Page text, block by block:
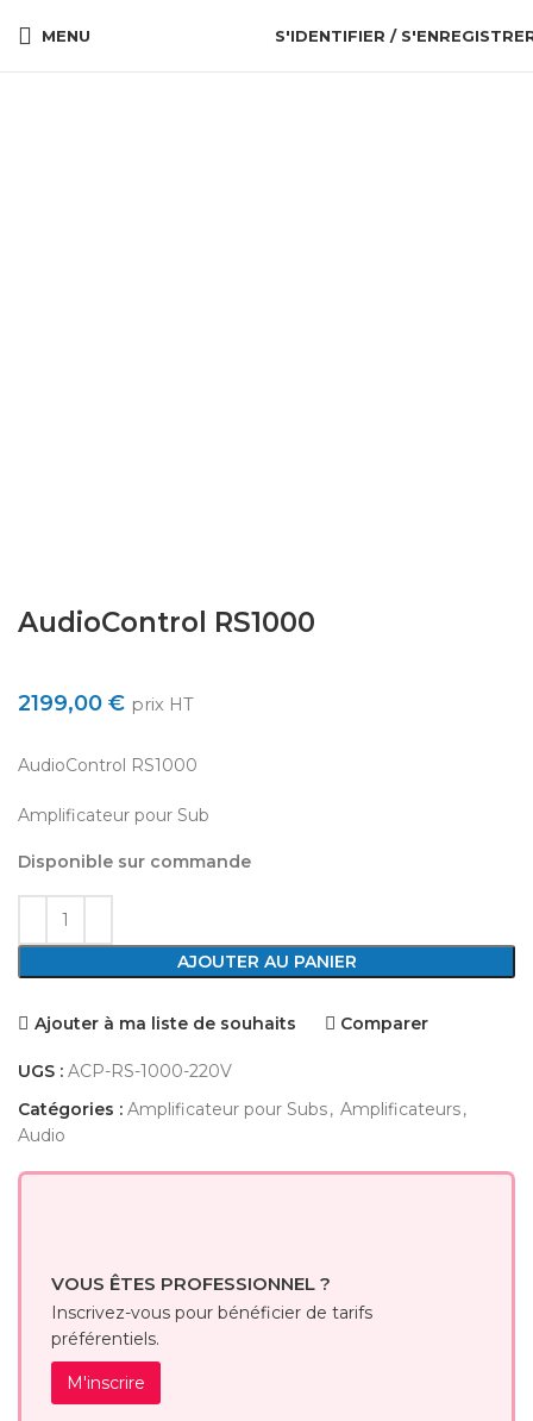
MENU S'IDENTIFIER /
AudioControl RS1000
2199,00 € prix HT
AudioControl RS1000
Amplificateur pour Sub
Disponible sur commande
AJOUTER AU PANIER
Ajouter à ma liste de souhaits Comparer
UGS : ACP-RS-1000-220V
Catégories : Amplificateur pour Subs, Amplificateurs,
Audio
VOUS ÊTES PROFESSIONNEL ?
Inscrivez-vous pour bénéficier de tarifs
préférentiels.
M'inscrire